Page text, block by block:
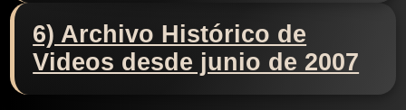
6) Archivo Histórico de
Videos desde junio de 2007